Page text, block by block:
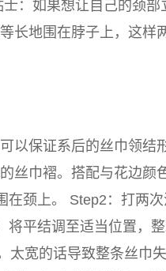
：如果想让自己的颈部
长地围在脖子上，这样
以保证系后的丝巾领结
丝巾褶。搭配与花边颜
颈上。 Step2：打两次
平结调至适当位置，
太宽的话导致整条丝巾